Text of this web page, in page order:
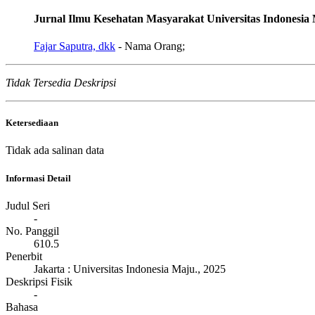
Jurnal Ilmu Kesehatan Masyarakat Universitas Indonesia
Fajar Saputra, dkk - Nama Orang;
Tidak Tersedia Deskripsi
Ketersediaan
Tidak ada salinan data
Informasi Detail
Judul Seri
-
No. Panggil
610.5
Penerbit
Jakarta : Universitas Indonesia Maju., 2025
Deskripsi Fisik
-
Bahasa